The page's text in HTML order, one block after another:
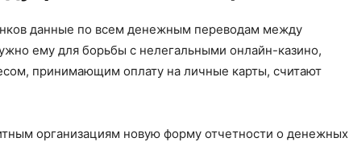
данные по всем денежным переводам между
ему для борьбы с нелегальными онлайн-казино,
принимающим оплату на личные карты, считают
организациям новую форму отчетности о денежных